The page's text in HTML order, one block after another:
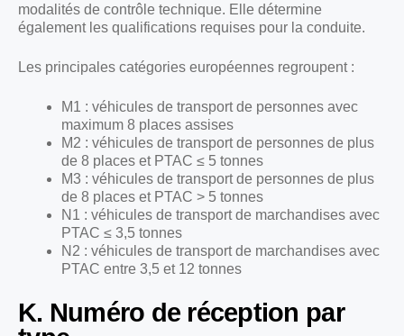
modalités de contrôle technique. Elle détermine
également les qualifications requises pour la conduite.
Les principales catégories européennes regroupent :
M1 : véhicules de transport de personnes avec
maximum 8 places assises
M2 : véhicules de transport de personnes de plus
de 8 places et PTAC ≤ 5 tonnes
M3 : véhicules de transport de personnes de plus
de 8 places et PTAC > 5 tonnes
N1 : véhicules de transport de marchandises avec
PTAC ≤ 3,5 tonnes
N2 : véhicules de transport de marchandises avec
PTAC entre 3,5 et 12 tonnes
K. Numéro de réception par